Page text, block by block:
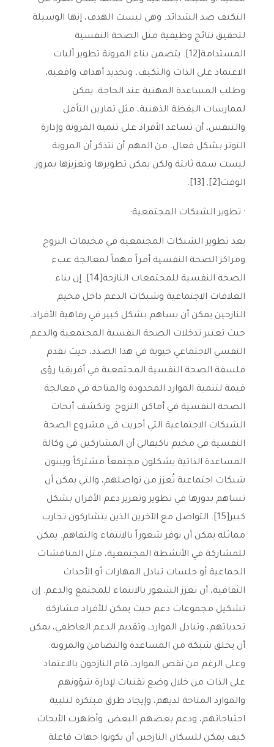
التكيف ضد الشدائد. وهي ليست الهدف، إنها الوسيلة
لتحقيق نتائج وظيفية مثل الصحة النفسية
المستدامة[12]. يتضمن بناء المرونة تطوير آليات
الاعتماد على الذات والتكيف، وتحديد أهداف واقعية،
وطلب المساعدة المهنية عند الحاجة. يمكن
لممارسات اليقظة الذهنية، مثل تمارين التأمل
والتنفس، أن تساعد الأفراد على تنمية المرونة وإدارة
التوتر بشكل فعال. من المهم أن نتذكر أن المرونة
ليست سمة ثابتة ولكن يمكن تطويرها وتعزيزها بمرور
الوقت[2], [13].
· تطوير الشبكات المجتمعية:
يعد تطوير الشبكات المجتمعية في مخيمات النزوح
ومراكز الصحة النفسية أمراً مهماً لمعالجة عبء
الصحة النفسية للمجتمعات النازحة[14]. إن بناء
العلاقات الاجتماعية وشبكات الدعم داخل مخيم
النازحين يمكن أن يساهم بشكل كبير في رفاهية الأفراد.
حيث تعتبر تدخلات الصحة النفسية المجتمعية والدعم
النفسي الاجتماعي حيوية في هذا الصدد، حيث تقدم
فلسفة الصحة النفسية المجتمعية في أفريقيا رؤى
قيمة لتنمية الموارد المحدودة والمتاحة في معالجة
الصحة النفسية في أماكن النزوح. وتكشف أبحاث
الشبكات الاجتماعية التي أجريت في مشروع الصحة
النفسية في مخيم ناكيفالي أن المشاركين في وكالة
المساعدة الذاتية يشكلون مجتمعاً مشتركاً ويبنون
شبكات اجتماعية تُعزز من تواصلهم، والتي يمكن أن
تساهم بدورها في تطوير وتعزيز دعم الأقران بشكل
كبير[15]. التواصل مع الآخرين الذين يتشاركون تجارب
مماثلة يمكن أن يوفر شعوراً بالانتماء والتفاهم. يمكن
للمشاركة في الأنشطة المجتمعية، مثل المناقشات
الجماعية أو جلسات تبادل المهارات أو الأحداث
الثقافية، أن تعزز الشعور بالانتماء للمجتمع والدعم. إن
تشكيل مجموعات دعم حيث يمكن للأفراد مشاركة
تحدياتهم، وتبادل الموارد، وتقديم الدعم العاطفي، يمكن
أن يخلق شبكة من المساعدة والتضامن والمرونة.
وعلى الرغم من نقص الموارد، قام النازحون بالاعتماد
على الذات من خلال وضع تقنيات لإدارة شؤونهم
والموارد المتاحة لديهم، وإيجاد طرق مبتكرة لتلبية
احتياجاتهم، ودعم بعضهم البعض. وأظهرت الأبحاث
كيف يمكن للسكان النازحين أن يكونوا جهات فاعلة